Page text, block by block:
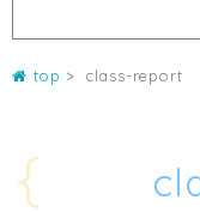
top class-report
{